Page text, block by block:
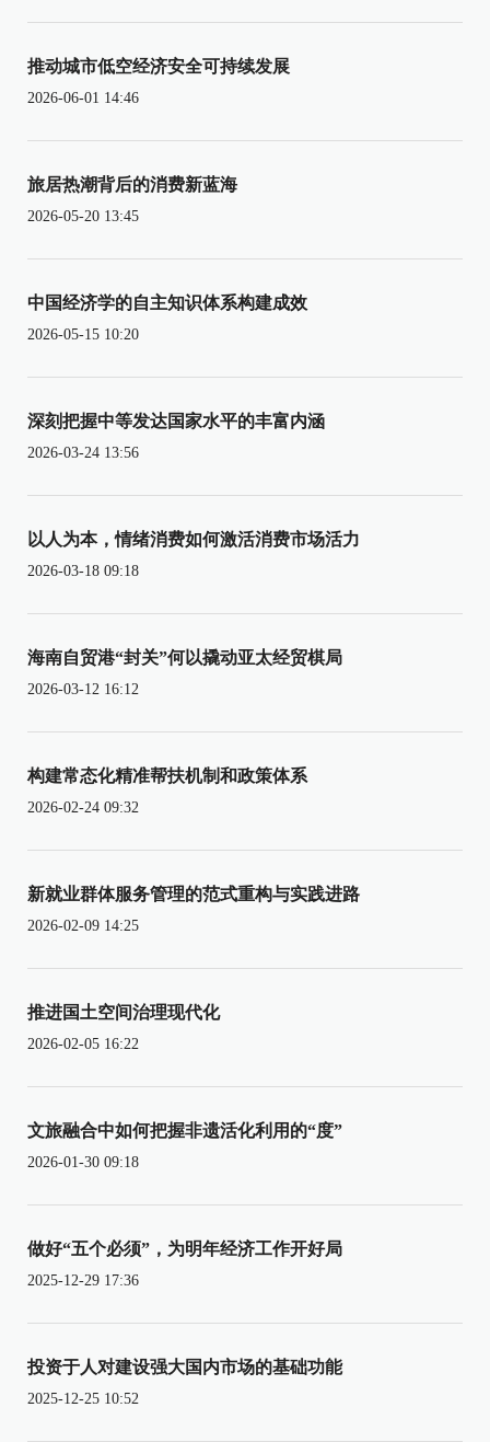
推动城市低空经济安全可持续发展
2026-06-01 14:46
旅居热潮背后的消费新蓝海
2026-05-20 13:45
中国经济学的自主知识体系构建成效
2026-05-15 10:20
深刻把握中等发达国家水平的丰富内涵
2026-03-24 13:56
以人为本，情绪消费如何激活消费市场活力
2026-03-18 09:18
海南自贸港“封关”何以撬动亚太经贸棋局
2026-03-12 16:12
构建常态化精准帮扶机制和政策体系
2026-02-24 09:32
新就业群体服务管理的范式重构与实践进路
2026-02-09 14:25
推进国土空间治理现代化
2026-02-05 16:22
文旅融合中如何把握非遗活化利用的“度”
2026-01-30 09:18
做好“五个必须”，为明年经济工作开好局
2025-12-29 17:36
投资于人对建设强大国内市场的基础功能
2025-12-25 10:52